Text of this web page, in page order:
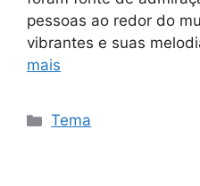
pessoas ao redor do
vibrantes e suas
mais
Categorias
Tema